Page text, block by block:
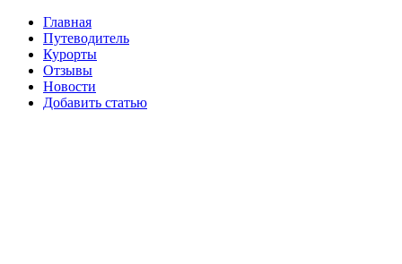
Главная
Путеводитель
Курорты
Отзывы
Новости
Добавить статью